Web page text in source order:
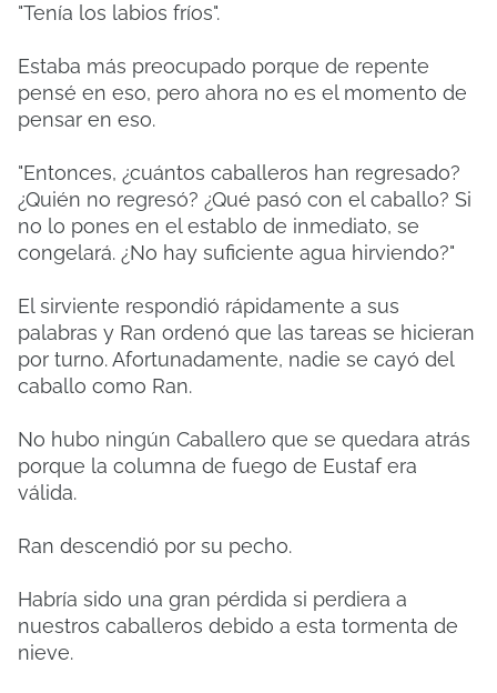
"Tenía los labios fríos".
Estaba más preocupado porque de repente
pensé en eso, pero ahora no es el momento de
pensar en eso.
"Entonces, ¿cuántos caballeros han regresado?
¿Quién no regresó? ¿Qué pasó con el caballo? Si
no lo pones en el establo de inmediato, se
congelará. ¿No hay suficiente agua hirviendo?"
El sirviente respondió rápidamente a sus
palabras y Ran ordenó que las tareas se hicieran
por turno. Afortunadamente, nadie se cayó del
caballo como Ran.
No hubo ningún Caballero que se quedara atrás
porque la columna de fuego de Eustaf era
válida.
Ran descendió por su pecho.
Habría sido una gran pérdida si perdiera a
nuestros caballeros debido a esta tormenta de
nieve.